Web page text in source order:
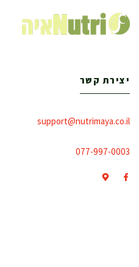
יצירת קשר
support@nutrimaya.co.il
077-997-0003